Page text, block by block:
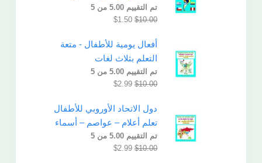
تم التقييم 5.00من 5
$10.00
$1.50
أفعال يومية للأطفال - متعة
التعلم بثلاث لغات
تم التقييم 5.00من 5
$10.00
$2.99
دول الاتحاد الأوروبي للأطفال
تعلم أعلام – عواصم – أسماء
تم التقييم 5.00من 5
$10.00
$2.99